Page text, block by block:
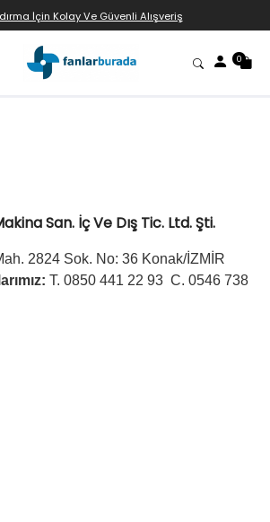
İçin Kolay Ve Güvenli Alışveriş
0
San. İç Ve Dış Tic. Ltd. Şti.
2824 Sok. No: 36 Konak/İZMİR
T. 0850 441 22 93 C. 0546 738